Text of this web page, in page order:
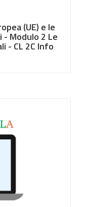
(UE) e le
Modulo 2 Le
- CL 2C Info